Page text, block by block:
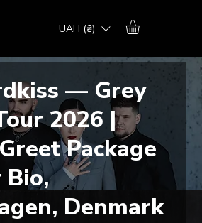
UAH (₴)
— Grey
2026 |
Package
Bio,
Denmark